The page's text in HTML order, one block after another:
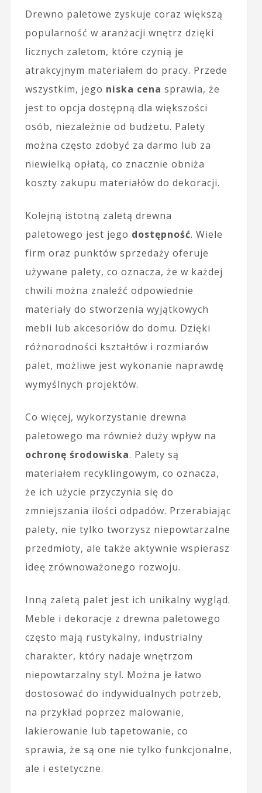
Drewno paletowe zyskuje coraz większą
popularność w aranżacji wnętrz dzięki
licznych zaletom, które czynią je
atrakcyjnym materiałem do pracy. Przede
wszystkim, jego niska cena sprawia, że
jest to opcja dostępną dla większości
osób, niezależnie od budżetu. Palety
można często zdobyć za darmo lub za
niewielką opłatą, co znacznie obniża
koszty zakupu materiałów do dekoracji.
Kolejną istotną zaletą drewna
paletowego jest jego dostępność. Wiele
firm oraz punktów sprzedaży oferuje
używane palety, co oznacza, że w każdej
chwili można znaleźć odpowiednie
materiały do stworzenia wyjątkowych
mebli lub akcesoriów do domu. Dzięki
różnorodności kształtów i rozmiarów
palet, możliwe jest wykonanie naprawdę
wymyślnych projektów.
Co więcej, wykorzystanie drewna
paletowego ma również duży wpływ na
ochronę środowiska. Palety są
materiałem recyklingowym, co oznacza,
że ich użycie przyczynia się do
zmniejszania ilości odpadów. Przerabiając
palety, nie tylko tworzysz niepowtarzalne
przedmioty, ale także aktywnie wspierasz
ideę zrównoważonego rozwoju.
Inną zaletą palet jest ich unikalny wygląd.
Meble i dekoracje z drewna paletowego
często mają rustykalny, industrialny
charakter, który nadaje wnętrzom
niepowtarzalny styl. Można je łatwo
dostosować do indywidualnych potrzeb,
na przykład poprzez malowanie,
lakierowanie lub tapetowanie, co
sprawia, że są one nie tylko funkcjonalne,
ale i estetyczne.